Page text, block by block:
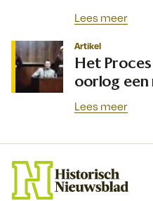
Lees meer
Artikel
Het
oorlog een
Lees meer